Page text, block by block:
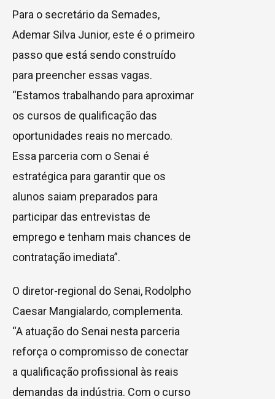
Para o secretário da Semades,
Ademar Silva Junior, este é o primeiro
passo que está sendo construído
para preencher essas vagas.
“Estamos trabalhando para aproximar
os cursos de qualificação das
oportunidades reais no mercado.
Essa parceria com o Senai é
estratégica para garantir que os
alunos saiam preparados para
participar das entrevistas de
emprego e tenham mais chances de
contratação imediata”.
O diretor-regional do Senai, Rodolpho
Caesar Mangialardo, complementa.
“A atuação do Senai nesta parceria
reforça o compromisso de conectar
a qualificação profissional às reais
demandas da indústria. Com o curso